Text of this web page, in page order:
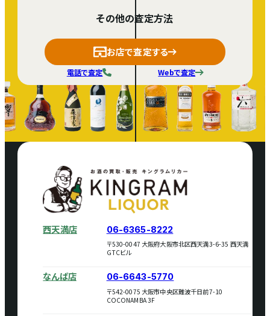
その他の査定方法
お店で査定する
Webで査定
電話で査定
西天満店 06-6365-8222
〒530-0047 大阪府大阪市北区西天満3-6-35 西天満
GTCビル
なんば店 06-6643-5770
〒542-0075 大阪市中央区難波千日前7-10
COCONAMBA 3F